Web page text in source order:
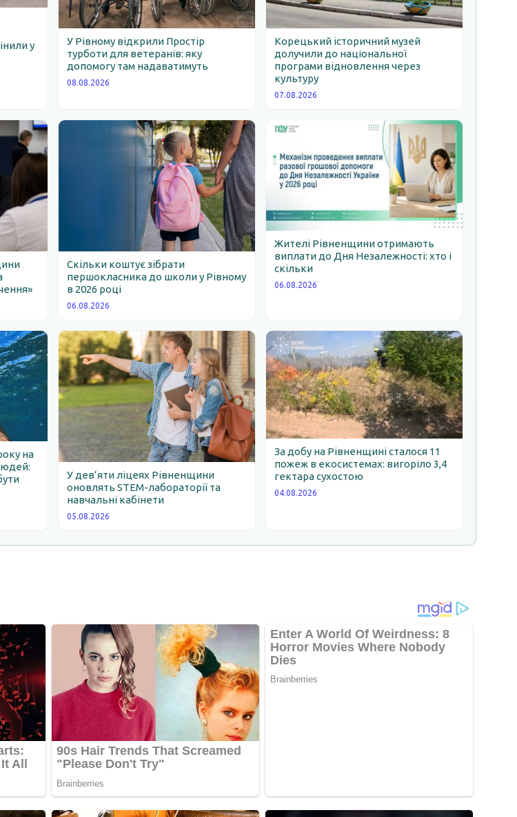
у
У Рівному відкрили Простір
турботи для ветеранів: яку
допомогу там надаватимуть
08.08.2026
Корецький історичний музей
долучили до національної
програми відновлення через
культуру
07.08.2026
Скільки коштує зібрати
першокласника до школи у Рівному
в 2026 році
06.08.2026
Жителі Рівненщини отримають
виплати до Дня Незалежності: хто і
скільки
06.08.2026
на
У дев’яти ліцеях Рівненщини
оновлять STEM-лабораторії та
навчальні кабінети
05.08.2026
За добу на Рівненщині сталося 11
пожеж в екосистемах: вигоріло 3,4
гектара сухостою
04.08.2026